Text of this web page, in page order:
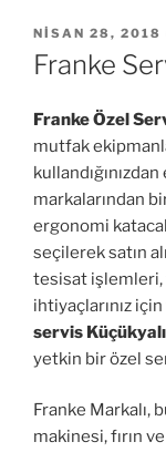
YAYIM
TARIHI
NISAN 28, 2018
Franke
Franke Özel
mutfak
markalarından
ergonomi
seçilerek satın
tesisat işlemleri,
ihtiyaçlarınız
servis Küçükyalı
yetkin bir özel
Franke Markalı,
makinesi, fırın ve